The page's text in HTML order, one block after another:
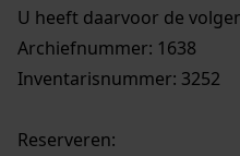
U heeft daarvoor de
Archiefnummer: 1638
Inventarisnummer: 3252
Reserveren: